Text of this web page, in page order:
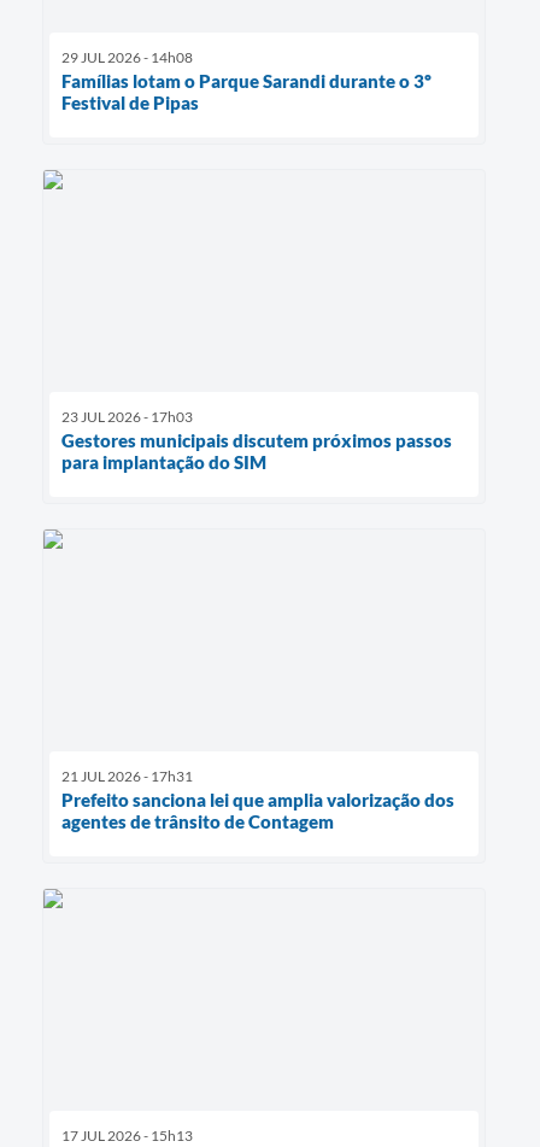
29 JUL 2026 - 14h08
Famílias lotam o Parque Sarandi durante o 3º
Festival de Pipas
23 JUL 2026 - 17h03
Gestores municipais discutem próximos passos
para implantação do SIM
21 JUL 2026 - 17h31
Prefeito sanciona lei que amplia valorização dos
agentes de trânsito de Contagem
17 JUL 2026 - 15h13